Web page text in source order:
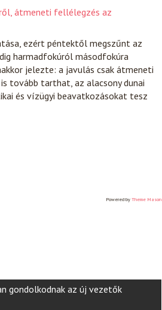
átmeneti fellélegzés az
ezért péntektől megszűnt az
harmadfokúról másodfokúra
jelezte: a javulás csak átmeneti
tovább tarthat, az alacsony dunai
és vízügyi beavatkozásokat tesz
Powered by Theme Mason
gondolkodnak az új vezetők